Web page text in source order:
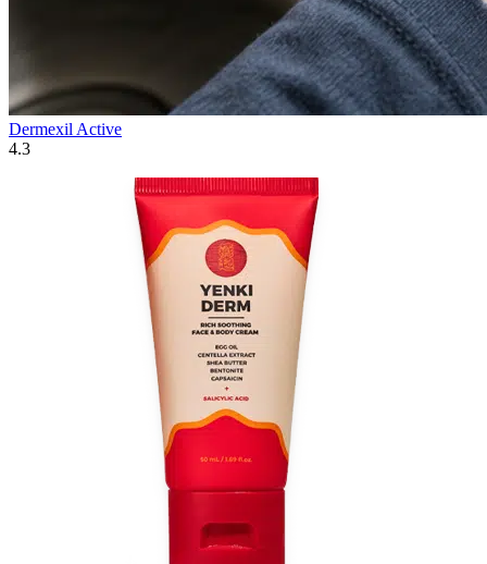
Dermexil Active
4.3